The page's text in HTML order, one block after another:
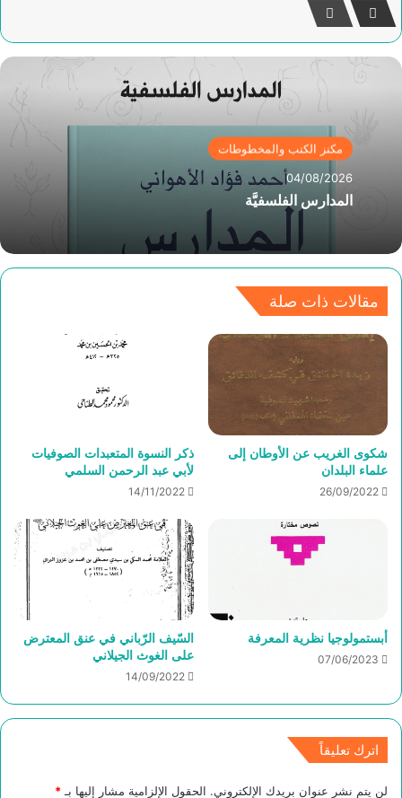
مكنز الكتب والمخطوطات
04/08/2026
المدارس الفلسفيَّة
مقالات ذات صلة
شكوى الغريب عن الأوطان إلى
علماء البلدان
26/09/2022
ذكر النسوة المتعبدات الصوفيات
لأبي عبد الرحمن السلمي
14/11/2022
أبستمولوجيا نظرية المعرفة
07/06/2023
السّيف الرّباني في عنق المعترض
على الغوث الجيلاني
14/09/2022
اترك تعليقاً
لن يتم نشر عنوان بريدك الإلكتروني. الحقول الإلزامية مشار إليها بـ *